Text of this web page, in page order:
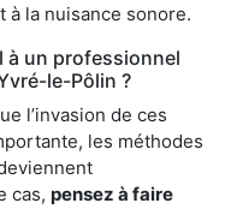
à la nuisance sonore.
à un professionnel
le-Pôlin ?
l’invasion de ces
les méthodes
cas, pensez à faire